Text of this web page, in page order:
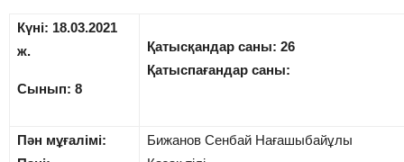
Күні: 18.03.2021
ж.
Сынып: 8
Қатысқандар саны: 26
Қатыспағандар саны:
Пән мұғалімі:
Бижанов Сенбай Нағашыбайұлы